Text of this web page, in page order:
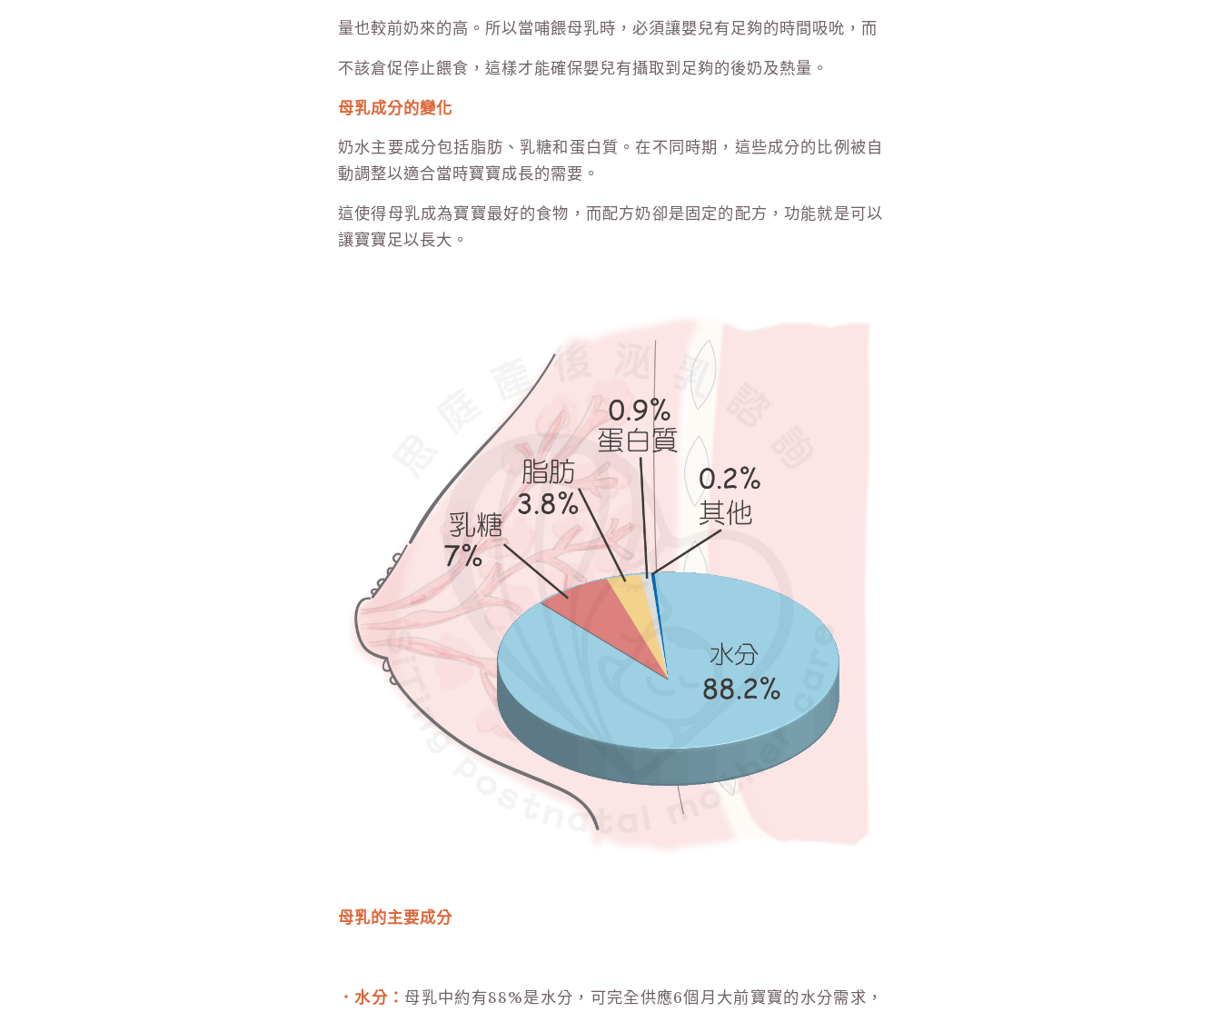
量也較前奶來的高。所以當哺餵母乳時，必須讓嬰兒有足夠的時間吸吮，而
不該倉促停止餵食，這樣才能確保嬰兒有攝取到足夠的後奶及熱量。
母乳成分的變化
奶水主要成分包括脂肪、乳糖和蛋白質。在不同時期，這些成分的比例被自
動調整以適合當時寶寶成長的需要。
這使得母乳成為寶寶最好的食物，而配方奶卻是固定的配方，功能就是可以
讓寶寶足以長大。
母乳的主要成分
．水分： 母乳中約有88%是水分，可完全供應6個月大前寶寶的水分需求，